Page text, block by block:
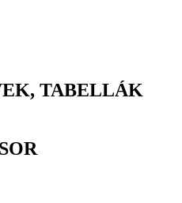
TABELLÁK